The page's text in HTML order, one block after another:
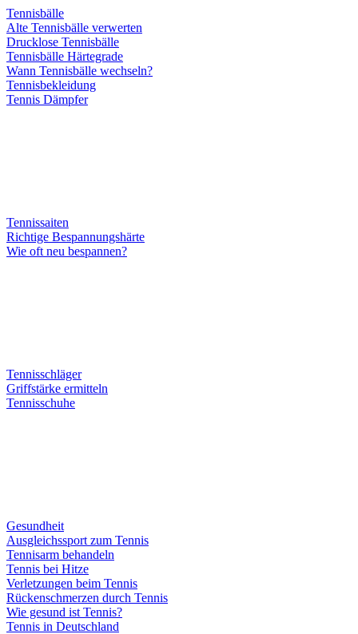
Tennisbälle
Alte Tennisbälle verwerten
Drucklose Tennisbälle
Tennisbälle Härtegrade
Wann Tennisbälle wechseln?
Tennisbekleidung
Tennis Dämpfer
Tennissaiten
Richtige Bespannungshärte
Wie oft neu bespannen?
Tennisschläger
Griffstärke ermitteln
Tennisschuhe
Gesundheit
Ausgleichssport zum Tennis
Tennisarm behandeln
Tennis bei Hitze
Verletzungen beim Tennis
Rückenschmerzen durch Tennis
Wie gesund ist Tennis?
Tennis in Deutschland